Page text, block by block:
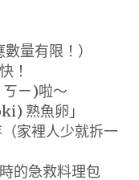
量有限！）
！
ㄧ)啦～
熟魚卵」
（家裡人少就拆一
的急救料理包